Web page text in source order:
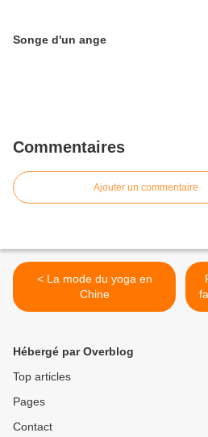
Songe d'un ange
Commentaires
Ajouter un commentaire
< La mode du yoga en
Chine
Hébergé par Overblog
Top articles
Pages
Contact